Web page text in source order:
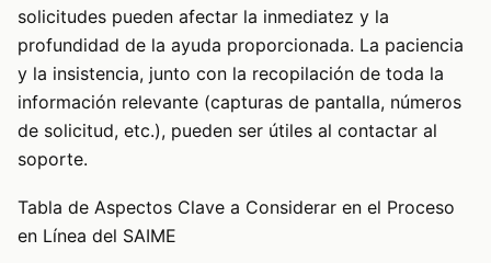
solicitudes pueden afectar la inmediatez y la
profundidad de la ayuda proporcionada. La paciencia
y la insistencia, junto con la recopilación de toda la
información relevante (capturas de pantalla, números
de solicitud, etc.), pueden ser útiles al contactar al
soporte.
Tabla de Aspectos Clave a Considerar en el Proceso
en Línea del SAIME